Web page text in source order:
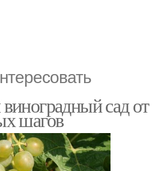
сад от
шагов